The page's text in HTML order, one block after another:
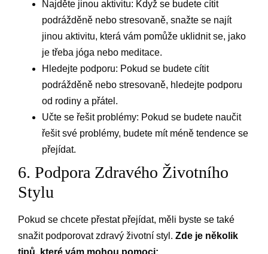
Najděte jinou aktivitu: Když se budete cítit
podrážděně nebo stresovaně, snažte se najít
jinou aktivitu, která vám pomůže uklidnit se, jako
je třeba jóga nebo meditace.
Hledejte podporu: Pokud se budete cítit
podrážděně nebo stresovaně, hledejte podporu
od rodiny a přátel.
Učte se řešit problémy: Pokud se budete naučit
řešit své problémy, budete mít méně tendence se
přejídat.
6. Podpora Zdravého Životního
Stylu
Pokud se chcete přestat přejídat, měli byste se také
snažit podporovat zdravý životní styl. Zde je několik
tipů, které vám mohou pomoci: